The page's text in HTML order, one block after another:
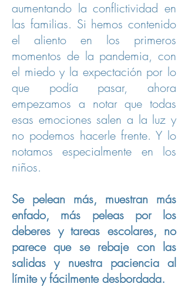
aumentando la conflictividad en
las familias. Si hemos contenido
el aliento en los primeros
momentos de la pandemia, con
el miedo y la expectación por lo
que podía pasar, ahora
empezamos a notar que todas
esas emociones salen a la luz y
no podemos hacerle frente. Y lo
notamos especialmente en los
niños.
Se pelean más, muestran más
enfado, más peleas por los
deberes y tareas escolares, no
parece que se rebaje con las
salidas y nuestra paciencia al
límite y fácilmente desbordada.